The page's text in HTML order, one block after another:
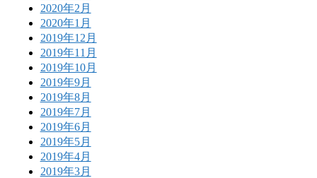
2020年2月
2020年1月
2019年12月
2019年11月
2019年10月
2019年9月
2019年8月
2019年7月
2019年6月
2019年5月
2019年4月
2019年3月